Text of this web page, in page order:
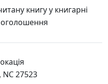
книгу у книгарні
NC 27523